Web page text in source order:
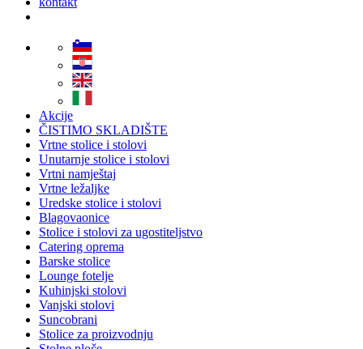
Akcije
ČISTIMO SKLADIŠTE
Vrtne stolice i stolovi
Unutarnje stolice i stolovi
Vrtni namještaj
Vrtne ležaljke
Uredske stolice i stolovi
Blagovaonice
Stolice i stolovi za ugostiteljstvo
Catering oprema
Barske stolice
Lounge fotelje
Kuhinjski stolovi
Vanjski stolovi
Suncobrani
Stolice za proizvodnju